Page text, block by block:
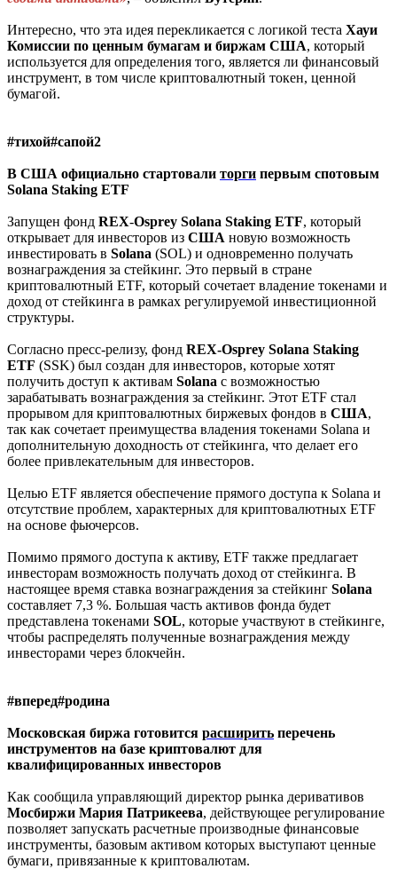
Интересно, что эта идея перекликается с логикой теста Хауи
Комиссии по ценным бумагам и биржам США, который
используется для определения того, является ли финансовый
инструмент, в том числе криптовалютный токен, ценной
бумагой.
#тихой#сапой2
В США официально стартовали торги первым спотовым
Solana Staking ETF
Запущен фонд REX-Osprey Solana Staking ETF, который
открывает для инвесторов из США новую возможность
инвестировать в Solana (SOL) и одновременно получать
вознаграждения за стейкинг. Это первый в стране
криптовалютный ETF, который сочетает владение токенами и
доход от стейкинга в рамках регулируемой инвестиционной
структуры.
Согласно пресс-релизу, фонд REX-Osprey Solana Staking
ETF (SSK) был создан для инвесторов, которые хотят
получить доступ к активам Solana с возможностью
зарабатывать вознаграждения за стейкинг. Этот ETF стал
прорывом для криптовалютных биржевых фондов в США,
так как сочетает преимущества владения токенами Solana и
дополнительную доходность от стейкинга, что делает его
более привлекательным для инвесторов.
Целью ETF является обеспечение прямого доступа к Solana и
отсутствие проблем, характерных для криптовалютных ETF
на основе фьючерсов.
Помимо прямого доступа к активу, ETF также предлагает
инвесторам возможность получать доход от стейкинга. В
настоящее время ставка вознаграждения за стейкинг Solana
составляет 7,3 %. Большая часть активов фонда будет
представлена токенами SOL, которые участвуют в стейкинге,
чтобы распределять полученные вознаграждения между
инвесторами через блокчейн.
#вперед#родина
Московская биржа готовится расширить перечень
инструментов на базе криптовалют для
квалифицированных инвесторов
Как сообщила управляющий директор рынка деривативов
Мосбиржи Мария Патрикеева, действующее регулирование
позволяет запускать расчетные производные финансовые
инструменты, базовым активом которых выступают ценные
бумаги, привязанные к криптовалютам.